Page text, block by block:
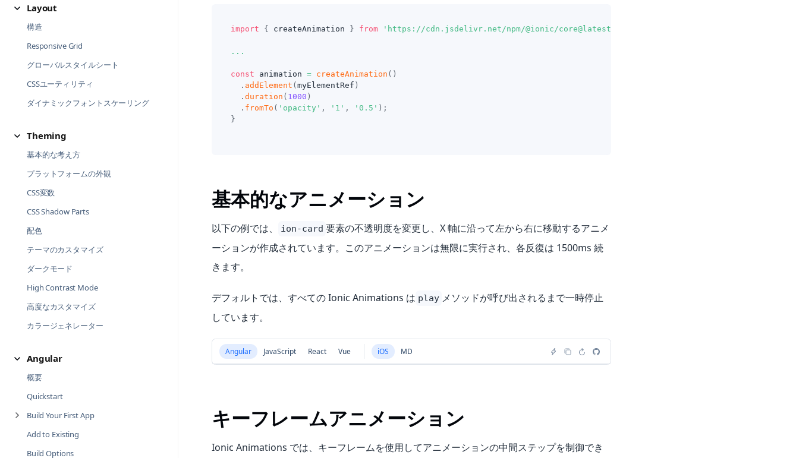
Layout
構造
Responsive Grid
グローバルスタイルシート
CSSユーティリティ
ダイナミックフォントスケーリング
Theming
基本的な考え方
プラットフォームの外観
CSS変数
CSS Shadow Parts
配色
テーマのカスタマイズ
ダークモード
High Contrast Mode
高度なカスタマイズ
カラージェネレーター
Angular
概要
Quickstart
Build Your First App
Add to Existing
Build Options
import { createAnimation } from 'https://cdn.jsdelivr.net/npm/@ionic/core@latest/dist/esm/index.mjs'
...
const animation = createAnimation ( )
. addElement ( myElementRef )
. duration ( 1000 )
. fromTo ( 'opacity' , '1' , '0.5' ) ;
}
基本的なアニメーション
以下の例では、 ion-card 要素の不透明度を変更し、X 軸に沿って左から右に移動するアニメ
ーションが作成されています。このアニメーションは無限に実行され、各反復は 1500ms 続
きます。
デフォルトでは、すべての Ionic Animations は play メソッドが呼び出されるまで一時停止
しています。
Angular JavaScript React Vue iOS MD
キーフレームアニメーション
Ionic Animations では、キーフレームを使用してアニメーションの中間ステップを制御でき